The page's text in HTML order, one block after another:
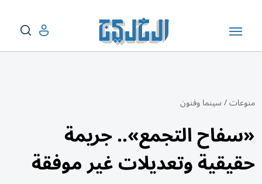
منوعات/سينما وفنون
«سفاح التجمع».. جريمة
حقيقية وتعديلات غير موفقة